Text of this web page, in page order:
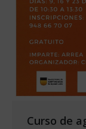
Curso de